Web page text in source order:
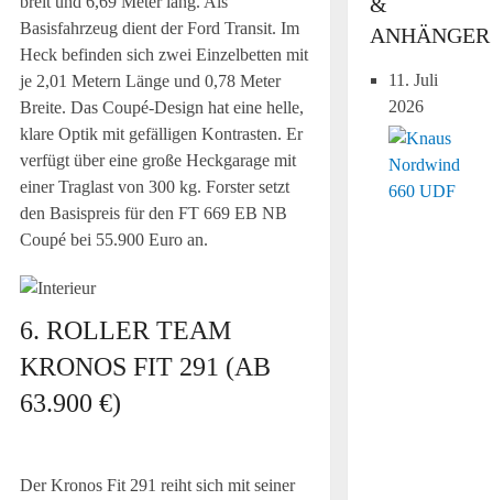
Basisfahrzeug dient der Ford Transit. Im
Heck befinden sich zwei Einzelbetten mit
je 2,01 Metern Länge und 0,78 Meter
Breite. Das Coupé-Design hat eine helle,
klare Optik mit gefälligen Kontrasten. Er
verfügt über eine große Heckgarage mit
einer Traglast von 300 kg. Forster setzt
den Basispreis für den FT 669 EB NB
Coupé bei 55.900 Euro an.
6. ROLLER TEAM
KRONOS FIT 291 (AB
63.900 €)
Der Kronos Fit 291 reiht sich mit seiner
ANHÄNGER
11. Juli
2026